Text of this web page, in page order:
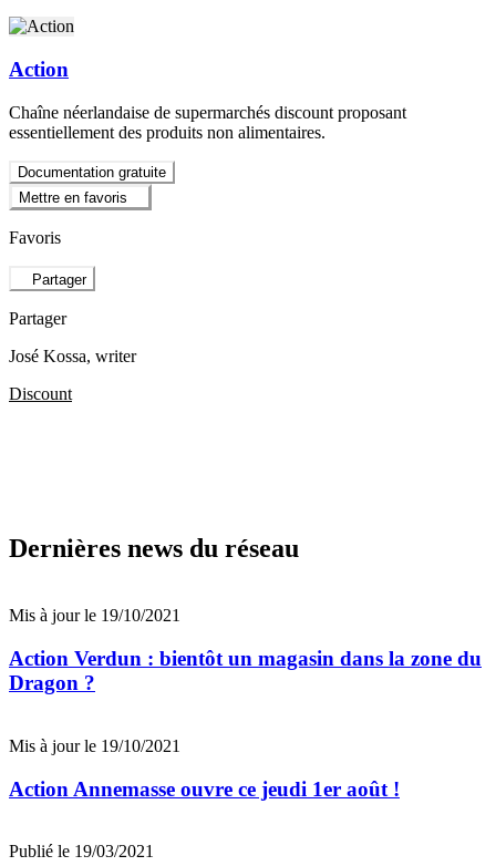
Action
Chaîne néerlandaise de supermarchés discount proposant
essentiellement des produits non alimentaires.
Documentation gratuite
Mettre en favoris
Favoris
Partager
Partager
José Kossa, writer
Discount
Dernières news du réseau
Mis à jour le 19/10/2021
Action Verdun : bientôt un magasin dans la zone du
Dragon ?
Mis à jour le 19/10/2021
Action Annemasse ouvre ce jeudi 1er août !
Publié le 19/03/2021